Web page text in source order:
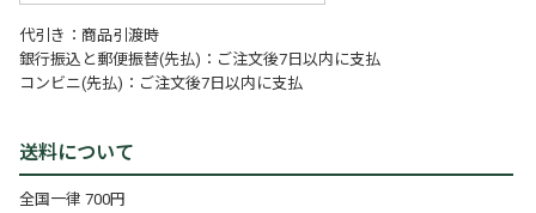
代引き：商品引渡時
銀行振込と郵便振替(先払)：ご注文後7日以内に支払
コンビニ(先払)：ご注文後7日以内に支払
送料について
全国一律 700円